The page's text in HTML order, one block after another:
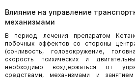
Влияние на управление
механизмами
В период лечения препаратом
побочных эффектов со стороны
(сонливость, головокружение,
скорость психических и
необходимо воздержаться от
средствами, механизмами и